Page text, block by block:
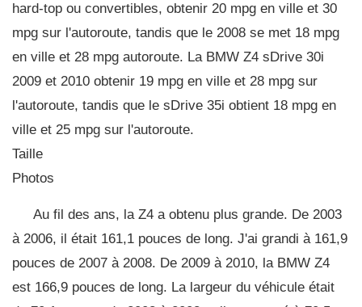
hard-top ou convertibles, obtenir 20 mpg en ville et 30
mpg sur l'autoroute, tandis que le 2008 se met 18 mpg
en ville et 28 mpg autoroute. La BMW Z4 sDrive 30i
2009 et 2010 obtenir 19 mpg en ville et 28 mpg sur
l'autoroute, tandis que le sDrive 35i obtient 18 mpg en
ville et 25 mpg sur l'autoroute.
Taille
Photos
Au fil des ans, la Z4 a obtenu plus grande. De 2003
à 2006, il était 161,1 pouces de long. J'ai grandi à 161,9
pouces de 2007 à 2008. De 2009 à 2010, la BMW Z4
est 166,9 pouces de long. La largeur du véhicule était